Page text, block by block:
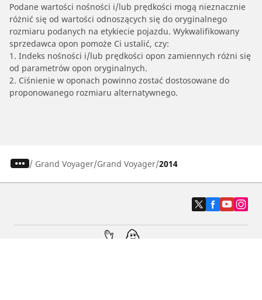
Podane wartości nośności i/lub prędkości mogą nieznacznie
różnić się od wartości odnoszących się do oryginalnego
rozmiaru podanych na etykiecie pojazdu. Wykwalifikowany
sprzedawca opon pomoże Ci ustalić, czy:
1. Indeks nośności i/lub prędkości opon zamiennych różni się
od parametrów opon oryginalnych.
2. Ciśnienie w oponach powinno zostać dostosowane do
proponowanego rozmiaru alternatywnego.
/ Grand Voyager Grand Voyager 2014